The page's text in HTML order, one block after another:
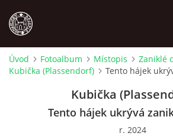
MÍSTOPIS
NÁRODOPIS
Úvod Fotoalbum Místopis
Zaniklé
Kubička (Plassendorf)
Tento hájek
Kubička
Tento hájek ukrývá
r. 2024